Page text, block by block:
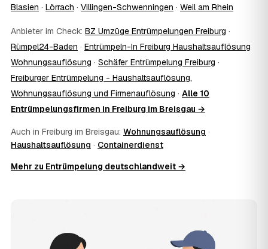
oder die eigene Dokumentation.
Nicht zwingend. Viele Kunden in Freiburg im Breisgau sind
nur zur Übergabe und zum Abschluss vor Ort; den
genauen Ablauf — etwa die Schlüsselübergabe —
stimmen Sie direkt mit dem Entrümpler ab.
10 Was ist im Festpreis enthalten?
Der Festpreis deckt in der Regel das komplette
Ausräumen, Tragen und Verladen, den Transport sowie die
fachgerechte Entsorgung ab — auf Wunsch inklusive
besenreiner Übergabe. Es gibt keine versteckten
Zusatzkosten: Was vereinbart ist, gilt. Anrechenbare
Wertgegenstände senken den Endpreis zusätzlich.
Entrümpler aus Freiburg im Breisgau zum Vergleichen.
Bezahlt wird nur der Entrümpler, den Sie selbst
Blasien · Lörrach · Villingen-Schwenningen · Weil am Rhein
Anbieter im Check: BZ Umzüge Entrümpelungen Freiburg ·
Rümpel24-Baden · Entrümpeln-In Freiburg Haushaltsauflösung
Wohnungsauflösung · Schäfer Entrümpelung Freiburg ·
Freiburger Entrümpelung - Haushaltsauflösung,
Wohnungsauflösung und Firmenauflösung · Alle 10
Entrümpelungsfirmen in Freiburg im Breisgau →
Auch in Freiburg im Breisgau: Wohnungsauflösung ·
Haushaltsauflösung · Containerdienst
Mehr zu Entrümpelung deutschlandweit →